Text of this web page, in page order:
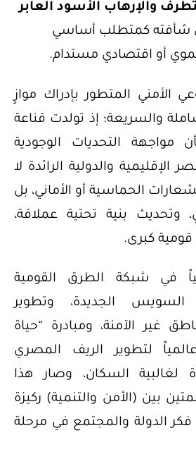
والإرهاب الأسود العابر
كمتطلب أساسي
أو اقتصادي مستدام.
الأمني المتطور بإدراك موازٍ
والسريعة؛ إذ تولدت قناعة
التحديات الوجودية
والدولية الرائدة لا
الحماسية أو الأماني، بل
وتحديث بنية تحتية عملاقة،
كبرى.
في شبكة الطرق القومية
السويس الجديدة، وتطوير
غير الآمنة، ومبادرة “حياة
لتطوير الريف المصري
لغالبية السكان، وصار هذا
بين (الأمن والتنمية) ركيزة
الدولة والمجتمع في مرحلة